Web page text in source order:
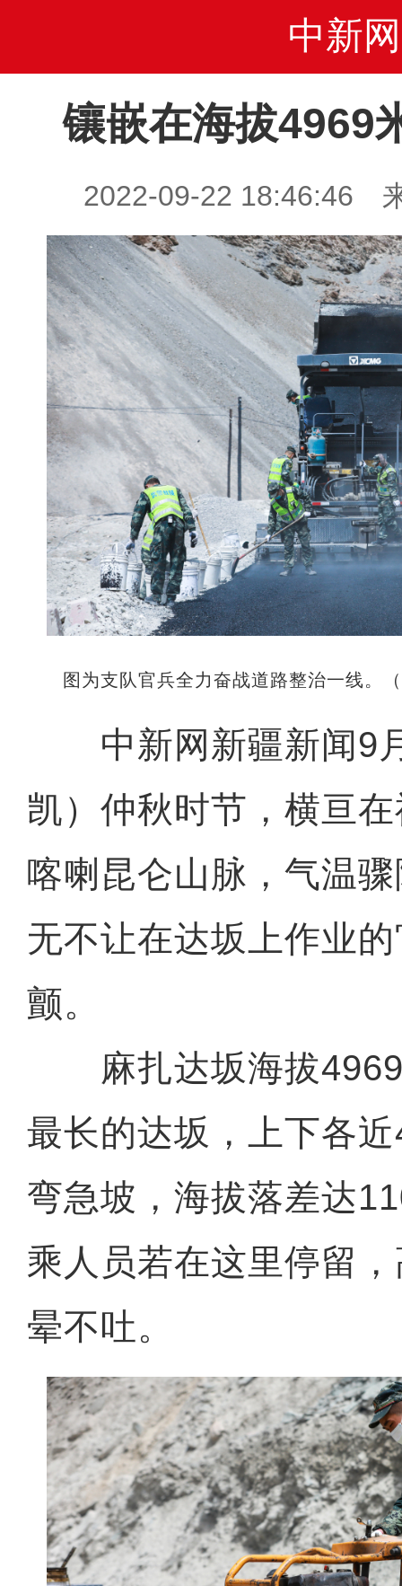
中新网
镶嵌在海拔4969
2022-09-22 18:46:46
图为支队官兵全力奋战道路整治一线。
中新网新疆新闻9
凯）仲秋时节，横亘
喀喇昆仑山脉，气温
无不让在达坂上作业
颤。
麻扎达坂海拔4969
最长的达坂，上下各
弯急坡，海拔落差达
乘人员若在这里停留
晕不吐。